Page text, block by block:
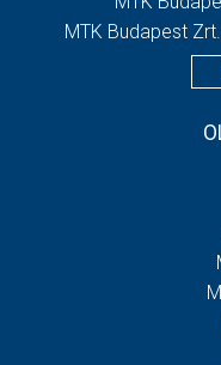
MTK Budapest